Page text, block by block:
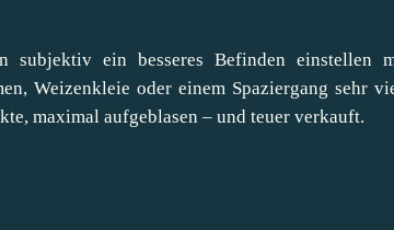
subjektiv ein besseres Befinden einstellen
Weizenkleie oder einem Spaziergang sehr
maximal aufgeblasen – und teuer verkauft.